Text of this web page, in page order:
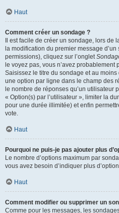
Haut
Comment créer un sondage ?
Il est facile de créer un sondage, lors de
la modification du premier message
permissions), cliquez sur l’onglet
le voyez pas, vous n’avez probablement
Saisissez le titre du sondage et au
une option par ligne dans le champ des
le nombre de réponses qu’un utilisateur
« Option(s) par l’utilisateur », limiter la
pour une durée illimitée) et enfin
vote.
Haut
Pourquoi ne puis-je pas ajouter plus
Le nombre d’options maximum par
vous avez besoin d’indiquer plus
Haut
Comment modifier ou supprimer un
Comme pour les messages, les